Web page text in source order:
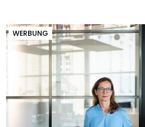
WERBUNG